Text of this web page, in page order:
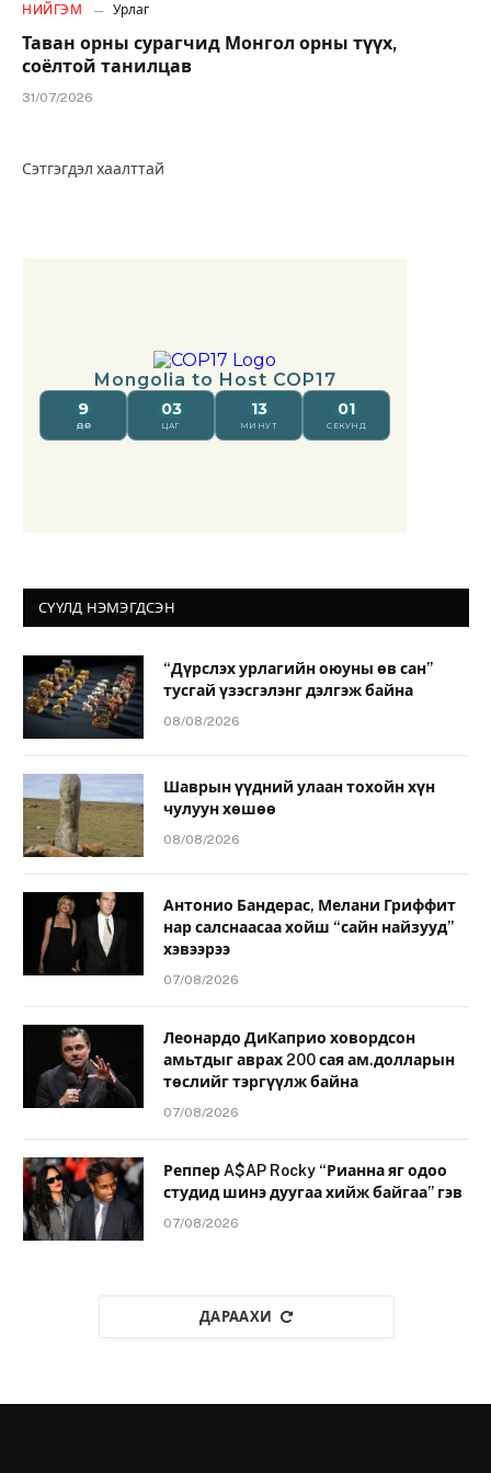
НИЙГЭМ Урлаг
Таван орны сурагчид Монгол орны түүх,
соёлтой танилцав
31/07/2026
Сэтгэгдэл хаалттай
СҮҮЛД НЭМЭГДСЭН
“Дүрслэх урлагийн оюуны өв сан”
тусгай үзэсгэлэнг дэлгэж байна
08/08/2026
Шаврын үүдний улаан тохойн хүн
чулуун хөшөө
08/08/2026
Антонио Бандерас, Мелани Гриффит
нар салснаасаа хойш “сайн найзууд”
хэвээрээ
07/08/2026
Леонардо ДиКаприо ховордсон
амьтдыг аврах 200 сая ам.долларын
төслийг тэргүүлж байна
07/08/2026
Реппер A$AP Rocky “Рианна яг одоо
студид шинэ дуугаа хийж байгаа” гэв
07/08/2026
ДАРААХИ